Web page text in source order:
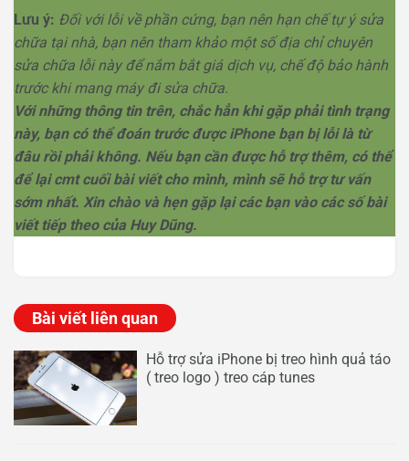
Lưu ý: Đối với lỗi về phần cứng, bạn nên hạn chế tự ý sửa
chữa tại nhà, bạn nên tham khảo một số địa chỉ chuyên
sửa chữa lỗi này để nắm bắt giá dịch vụ, chế độ bảo hành
trước khi mang máy đi sửa chữa.
Với những thông tin trên, chắc hẳn khi gặp phải tình trạng
này, bạn có thể đoán trước được iPhone bạn bị lỗi là từ
đâu rồi phải không. Nếu bạn cần được hỗ trợ thêm, có thể
để lại cmt cuối bài viết cho mình, mình sẽ hỗ trợ tư vấn
sớm nhất. Xin chào và hẹn gặp lại các bạn vào các số bài
viết tiếp theo của Huy Dũng.
Bài viết liên quan
Hỗ trợ sửa iPhone bị treo hình quả táo
( treo logo ) treo cáp tunes